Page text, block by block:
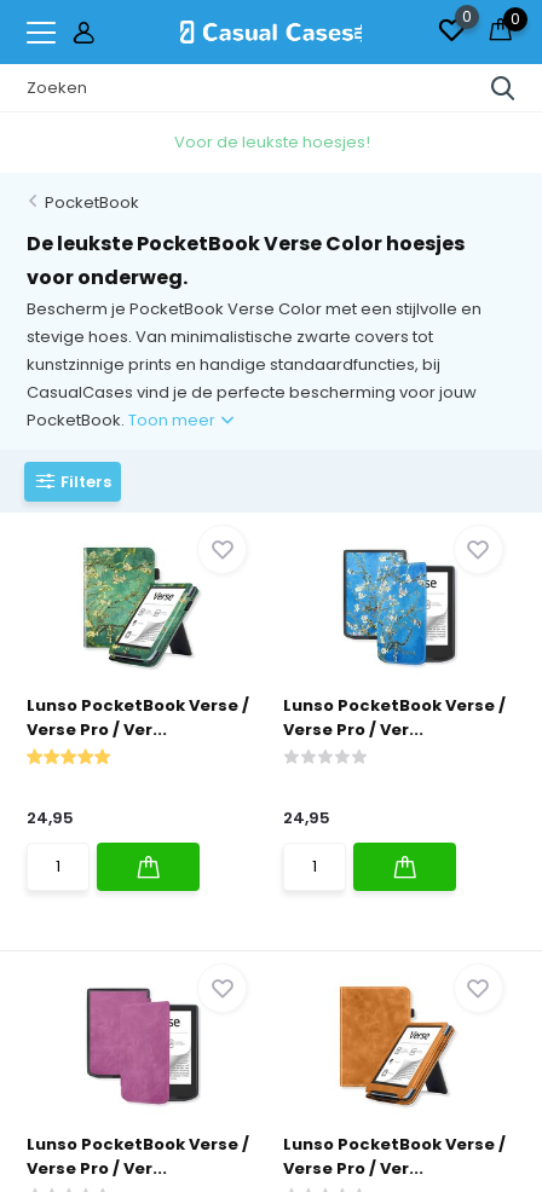
0 0
GratisVerzending & Ruilen*
PocketBook
De leukste PocketBook Verse Color hoesjes
voor onderweg.
Bescherm je PocketBook Verse Color met een stijlvolle en
stevige hoes. Van minimalistische zwarte covers tot
kunstzinnige prints en handige standaardfuncties, bij
CasualCases vind je de perfecte bescherming voor jouw
PocketBook.Toon meer
Filters
Lunso PocketBook Verse /
Verse Pro / Ver...
24,95
Lunso PocketBook Verse /
Verse Pro / Ver...
24,95
Lunso PocketBook Verse /
Verse Pro / Ver...
Lunso PocketBook Verse /
Verse Pro / Ver...